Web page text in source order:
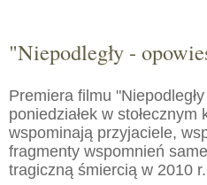
"Niepodległy -
Premiera filmu
poniedziałek w
wspominają przyjaciele,
fragmenty wspomnień
tragiczną śmiercią w 2010